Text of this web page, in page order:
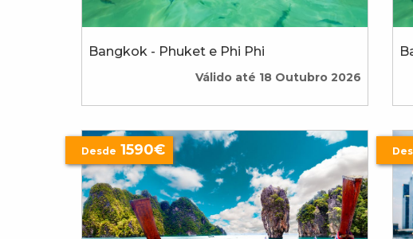
Bangkok - Phuket e Phi Phi
Válido até 18 Outubro 2026
Desde 1590€